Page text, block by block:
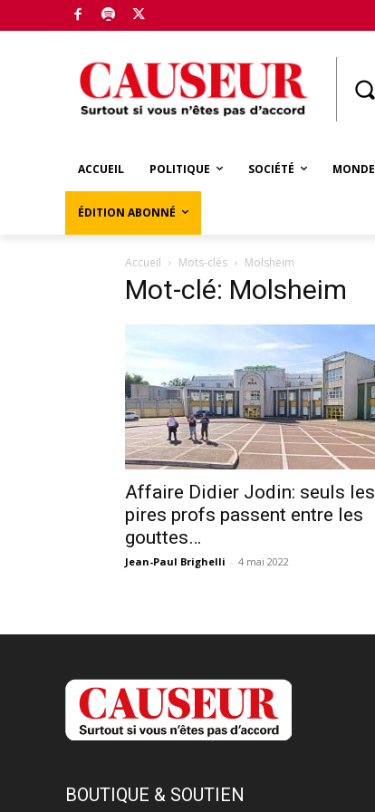
ACCUEIL POLITIQUE SOCIÉTÉ MONDE
ÉDITION ABONNÉ
Accueil Mots-clés Molsheim
Mot-clé: Molsheim
Affaire Didier Jodin: seuls les
pires profs passent entre les
gouttes…
Jean-Paul Brighelli - 4 mai 2022
BOUTIQUE & SOUTIEN